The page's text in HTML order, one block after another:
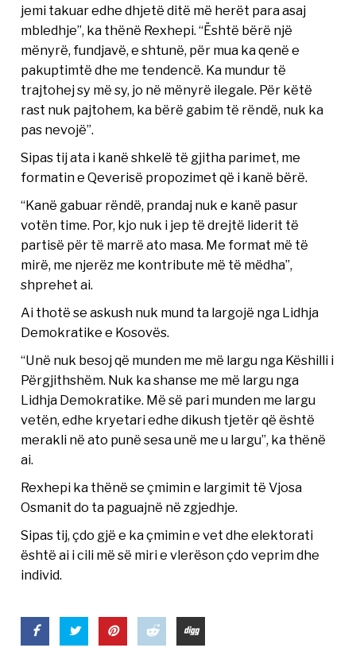
jemi takuar edhe dhjetë ditë më herët para asaj
mbledhje”, ka thënë Rexhepi. “Është bërë një
mënyrë, fundjavë, e shtunë, për mua ka qenë e
pakuptimtë dhe me tendencë. Ka mundur të
trajtohej sy më sy, jo në mënyrë ilegale. Për këtë
rast nuk pajtohem, ka bërë gabim të rëndë, nuk ka
pas nevojë”.
Sipas tij ata i kanë shkelë të gjitha parimet, me
formatin e Qeverisë propozimet që i kanë bërë.
“Kanë gabuar rëndë, prandaj nuk e kanë pasur
votën time. Por, kjo nuk i jep të drejtë liderit të
partisë për të marrë ato masa. Me format më të
mirë, me njerëz me kontribute më të mëdha”,
shprehet ai.
Ai thotë se askush nuk mund ta largojë nga Lidhja
Demokratike e Kosovës.
“Unë nuk besoj që munden me më largu nga Këshilli i
Përgjithshëm. Nuk ka shanse me më largu nga
Lidhja Demokratike. Më së pari munden me largu
vetën, edhe kryetari edhe dikush tjetër që është
merakli në ato punë sesa unë me u largu”, ka thënë
ai.
Rexhepi ka thënë se çmimin e largimit të Vjosa
Osmanit do ta paguajnë në zgjedhje.
Sipas tij, çdo gjë e ka çmimin e vet dhe elektorati
është ai i cili më së miri e vlerëson çdo veprim dhe
individ.